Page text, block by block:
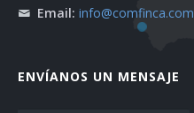
Email: info@comfinca.com
ENVÍANOS UN MENSAJE